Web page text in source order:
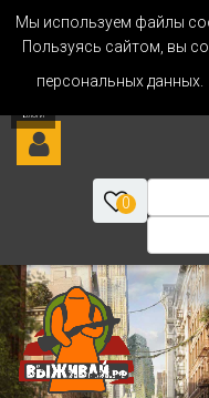
Мы используем файлы
Пользуясь сайтом, вы
персональных данных.
0